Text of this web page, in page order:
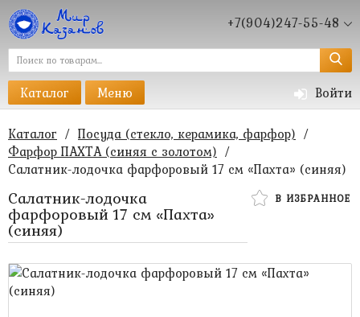
+7(904)247-55-48
Каталог Меню Войти
Каталог / Посуда (стекло, керамика, фарфор) /
Фарфор ПАХТА (синяя с золотом) /
Салатник-лодочка фарфоровый 17 см «Пахта» (синяя)
В ИЗБРАННОЕ
Салатник-лодочка
фарфоровый 17 см «Пахта»
(синяя)